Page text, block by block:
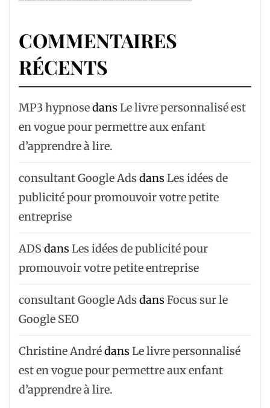
COMMENTAIRES
RÉCENTS
MP3 hypnosedans Le livre personnalisé est
en vogue pour permettre aux enfant
d’apprendre à lire.
consultant Google Ads dans Les idées de
publicité pour promouvoir votre petite
entreprise
ADS dans Les idées de publicité pour
promouvoir votre petite entreprise
consultant Google Ads dans Focus sur le
Google SEO
Christine Andrédans Le livre personnalisé
est en vogue pour permettre aux enfant
d’apprendre à lire.